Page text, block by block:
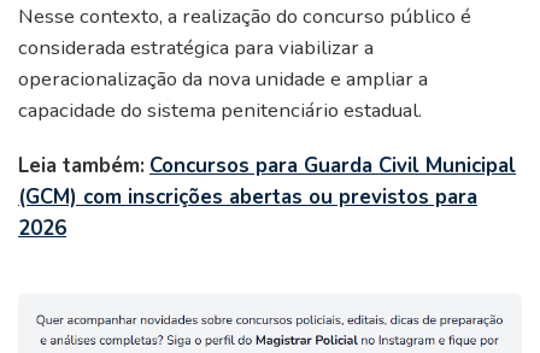
Nesse contexto, a realização do concurso público é
considerada estratégica para viabilizar a
operacionalização da nova unidade e ampliar a
capacidade do sistema penitenciário estadual.
Leia também: Concursos para Guarda Civil Municipal
(GCM) com inscrições abertas ou previstos para
2026